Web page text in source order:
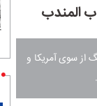
المندب
از سوی آمریکا و